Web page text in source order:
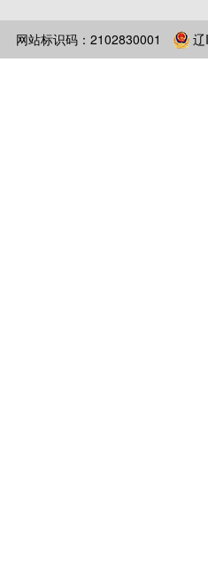
网站标识码：2102830001